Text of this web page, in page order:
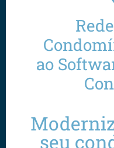
ao
seu